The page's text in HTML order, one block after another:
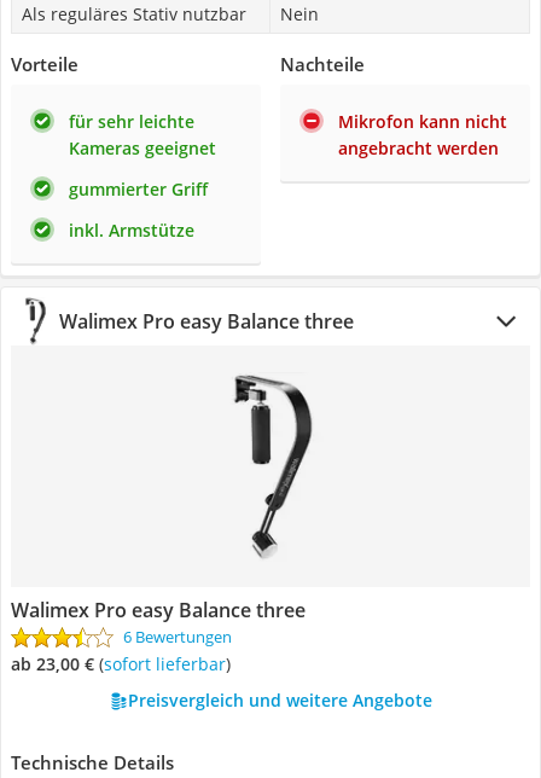
Als reguläres Stativ nutzbar Nein
Vorteile
für sehr leichte
Kameras geeignet
gummierter Griff
inkl. Armstütze
Nachteile
Mikrofon kann nicht
angebracht werden
Walimex Pro easy Balance three
Walimex Pro easy Balance three
6 Bewertungen
ab 23,00 € ( Sofort lieferbar)
Preisvergleich und weitere Angebote
Technische Details